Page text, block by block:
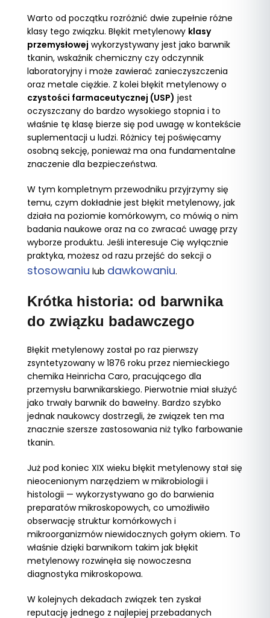
Warto od początku rozróżnić dwie zupełnie różne
klasy tego związku. Błękit metylenowy klasy
przemysłowej wykorzystywany jest jako barwnik
tkanin, wskaźnik chemiczny czy odczynnik
laboratoryjny i może zawierać zanieczyszczenia
oraz metale ciężkie. Z kolei błękit metylenowy o
czystości farmaceutycznej (USP) jest
oczyszczany do bardzo wysokiego stopnia i to
właśnie tę klasę bierze się pod uwagę w kontekście
suplementacji u ludzi. Różnicy tej poświęcamy
osobną sekcję, ponieważ ma ona fundamentalne
znaczenie dla bezpieczeństwa.
W tym kompletnym przewodniku przyjrzymy się
temu, czym dokładnie jest błękit metylenowy, jak
działa na poziomie komórkowym, co mówią o nim
badania naukowe oraz na co zwracać uwagę przy
wyborze produktu. Jeśli interesuje Cię wyłącznie
praktyka, możesz od razu przejść do sekcji o
stosowaniu lub dawkowaniu.
Krótka historia: od barwnika
do związku badawczego
Błękit metylenowy został po raz pierwszy
zsyntetyzowany w 1876 roku przez niemieckiego
chemika Heinricha Caro, pracującego dla
przemysłu barwnikarskiego. Pierwotnie miał służyć
jako trwały barwnik do bawełny. Bardzo szybko
jednak naukowcy dostrzegli, że związek ten ma
znacznie szersze zastosowania niż tylko farbowanie
tkanin.
Już pod koniec XIX wieku błękit metylenowy stał się
nieocenionym narzędziem w mikrobiologii i
histologii — wykorzystywano go do barwienia
preparatów mikroskopowych, co umożliwiło
obserwację struktur komórkowych i
mikroorganizmów niewidocznych gołym okiem. To
właśnie dzięki barwnikom takim jak błękit
metylenowy rozwinęła się nowoczesna
diagnostyka mikroskopowa.
W kolejnych dekadach związek ten zyskał
reputację jednego z najlepiej przebadanych